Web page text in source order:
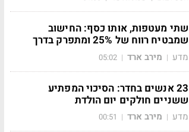
שתי מעטפות, אותו כסף: החישוב
שמבטיח רווח של 25% ומתפרק בדרך
מדע | מירב ארד |
05:02
23 אנשים בחדר: הסיכוי המפתיע
ששניים חולקים יום הולדת
מדע | מירב ארד |
00:51